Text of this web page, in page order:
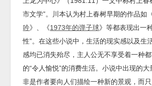
市文学”。川本认为村上春树早期的作品如
吟》、《1973年的弹子球》等都表现出一
性”。在这些小说中，生活的现实感以及生
感均已消失殆尽，主人公无不享受着一种
的“令人愉悦”的消费生活。小说中出现的
非是作者要向人们描绘一种新的景观，而